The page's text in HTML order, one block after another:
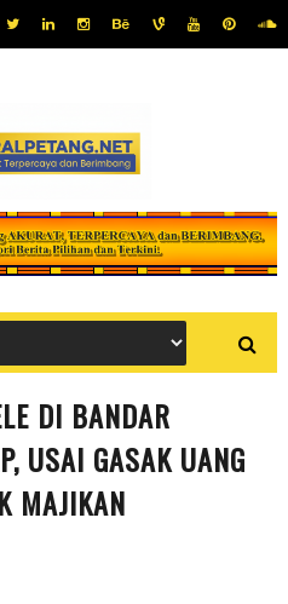
DI BANDAR
USAI GASAK UANG
MAJIKAN